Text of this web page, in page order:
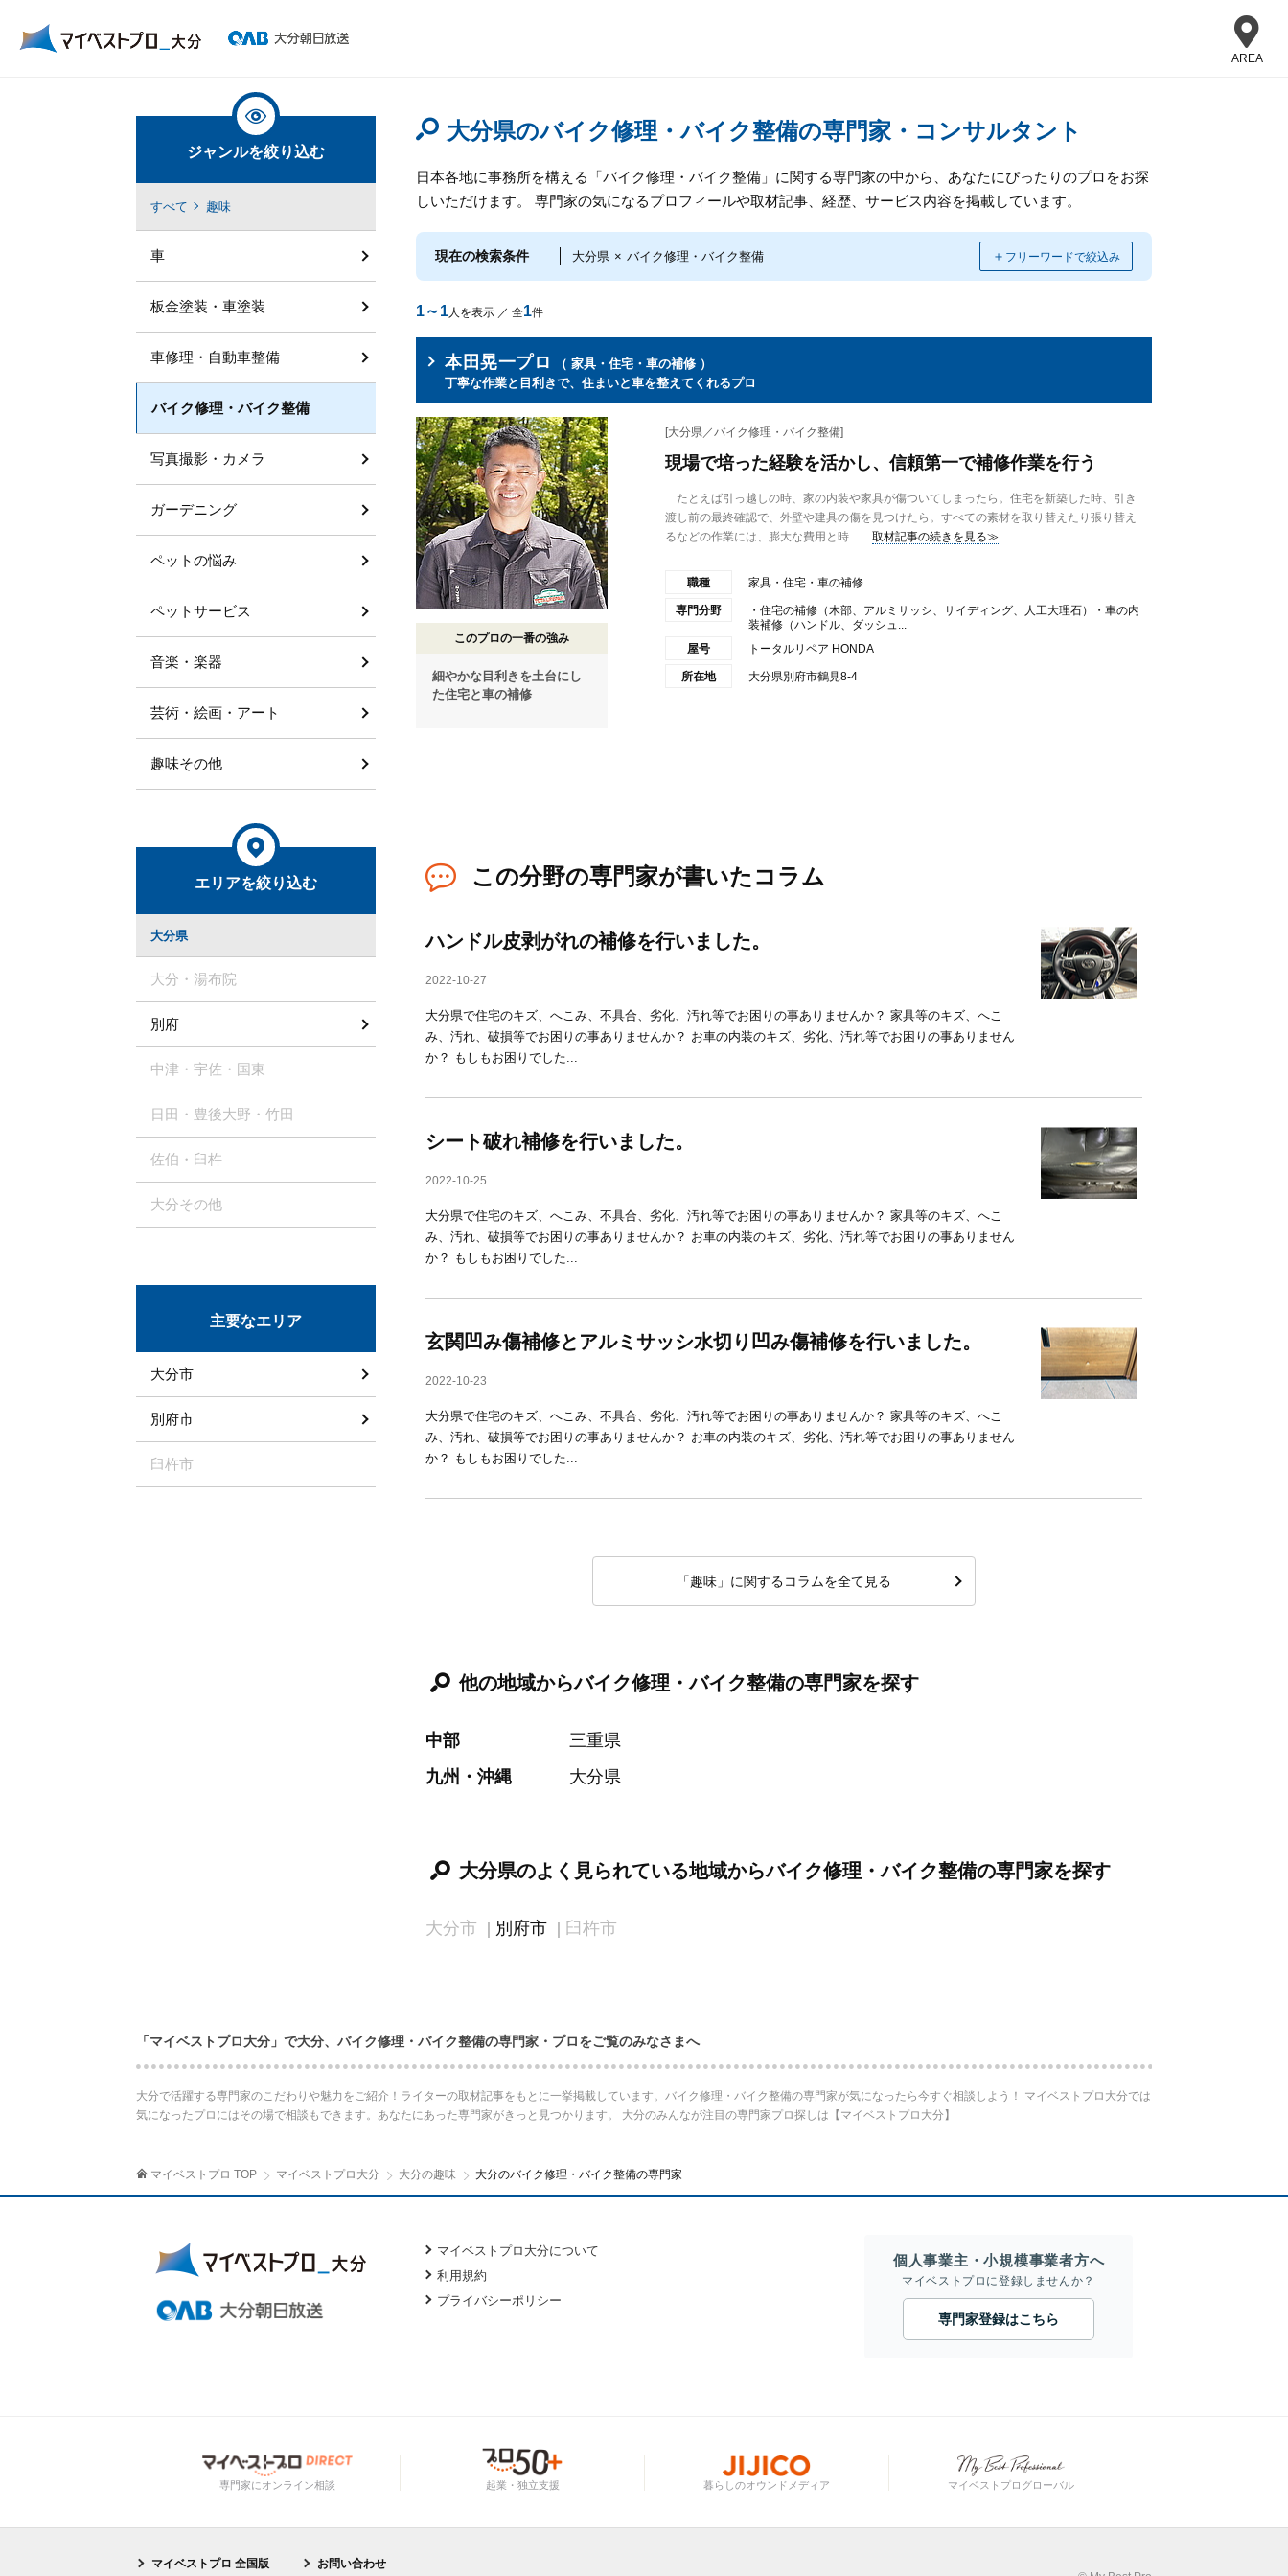
AREA
大分県のバイク修理・バイク整備の専門家・コンサルタント
日本各地に事務所を構える「バイク修理・バイク整備」に関する専門家の中から、あなたにぴったりのプロをお探
しいただけます。 専門家の気になるプロフィールや取材記事、経歴、サービス内容を掲載しています。
現在の検索条件 大分県 × バイク修理・バイク整備 ＋ フリーワードで絞込み
1～1人を表示 ／ 全1件
本田晃一プロ
（ 家具・住宅・車の補修 ）
丁寧な作業と目利きで、住まいと車を整えてくれるプロ
このプロの一番の強み
細やかな目利きを土台にし
た住宅と車の補修
[大分県／バイク修理・バイク整備]
現場で培った経験を活かし、信頼第一で補修作業を行う
たとえば引っ越しの時、家の内装や家具が傷ついてしまったら。住宅を新築した時、引き
渡し前の最終確認で、外壁や建具の傷を見つけたら。すべての素材を取り替えたり張り替え
るなどの作業には、膨大な費用と時...
取材記事の続きを見る≫
職種 家具・住宅・車の補修
専門分野
・住宅の補修（木部、アルミサッシ、サイディング、人工大理石）・車の内
装補修（ハンドル、ダッシュ...
屋号
トータルリペア HONDA
所在地 大分県別府市鶴見8-4
この分野の専門家が書いたコラム
ハンドル皮剥がれの補修を行いました。
2022-10-27
大分県で住宅のキズ、へこみ、不具合、劣化、汚れ等でお困りの事ありませんか？ 家具等のキズ、へこ
み、汚れ、破損等でお困りの事ありませんか？ お車の内装のキズ、劣化、汚れ等でお困りの事ありません
か？ もしもお困りでした...
シート破れ補修を行いました。
2022-10-25
大分県で住宅のキズ、へこみ、不具合、劣化、汚れ等でお困りの事ありませんか？ 家具等のキズ、へこ
み、汚れ、破損等でお困りの事ありませんか？ お車の内装のキズ、劣化、汚れ等でお困りの事ありません
か？ もしもお困りでした...
玄関凹み傷補修とアルミサッシ水切り凹み傷補修を行いました。
2022-10-23
大分県で住宅のキズ、へこみ、不具合、劣化、汚れ等でお困りの事ありませんか？ 家具等のキズ、へこ
み、汚れ、破損等でお困りの事ありませんか？ お車の内装のキズ、劣化、汚れ等でお困りの事ありません
か？ もしもお困りでした...
「趣味」に関するコラムを全て見る
他の地域からバイク修理・バイク整備の専門家を探す
中部
三重県
九州・沖縄
大分県
大分県のよく見られている地域からバイク修理・バイク整備の専門家を探す
大分市 別府市 臼杵市
ジャンルを絞り込む
すべて 趣味
車
板金塗装・車塗装
車修理・自動車整備
バイク修理・バイク整備
写真撮影・カメラ
ガーデニング
ペットの悩み
ペットサービス
音楽・楽器
芸術・絵画・アート
趣味その他
エリアを絞り込む
大分県
大分・湯布院
別府
中津・宇佐・国東
日田・豊後大野・竹田
佐伯・臼杵
大分その他
主要なエリア
大分市
別府市
臼杵市
「マイベストプロ大分」で大分、バイク修理・バイク整備の専門家・プロをご覧のみなさまへ
大分で活躍する専門家のこだわりや魅力をご紹介！ライターの取材記事をもとに一挙掲載しています。バイク修理・バイク整備の専門家が気になったら今すぐ相談しよう！ マイベストプロ大分では
気になったプロにはその場で相談もできます。あなたにあった専門家がきっと見つかります。 大分のみんなが注目の専門家プロ探しは【マイベストプロ大分】
マイベストプロ TOP マイベストプロ大分 大分の趣味 大分のバイク修理・バイク整備の専門家
マイベストプロ大分について
利用規約
プライバシーポリシー
個人事業主・小規模事業者方へ
マイベストプロに登録しませんか？
専門家登録はこちら
専門家にオンライン相談 起業・独立支援 暮らしのオウンドメディア マイベストプログローバル
マイベストプロ 全国版
お問い合わせ